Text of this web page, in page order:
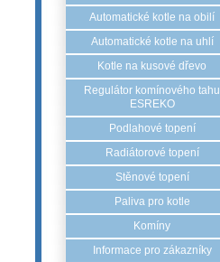
Automatické kotle na obilí
Automatické kotle na uhlí
Kotle na kusové dřevo
Regulátor komínového tahu
ESREKO
Podlahové topení
Radiátorové topení
Stěnové topení
Paliva pro kotle
Komíny
Informace pro zákazníky